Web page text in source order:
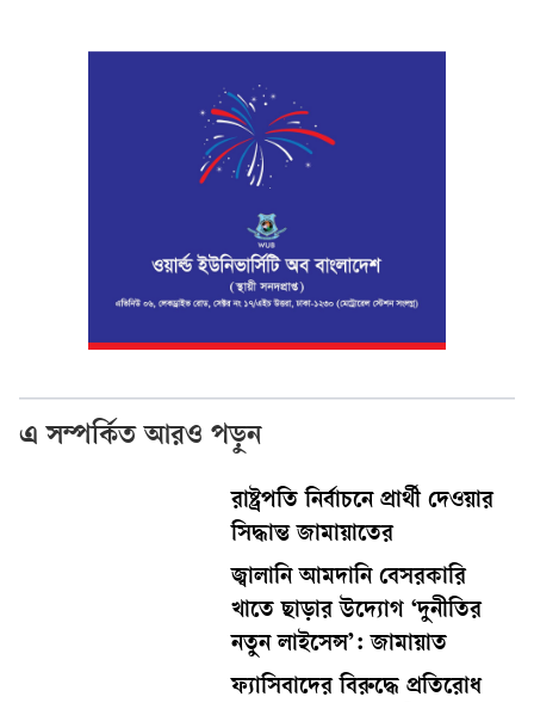
এ সম্পর্কিত আরও পড়ুন
রাষ্ট্রপতি নির্বাচনে প্রার্থী দেওয়ার
সিদ্ধান্ত জামায়াতের
জ্বালানি আমদানি বেসরকারি
খাতে ছাড়ার উদ্যোগ ‘দুনীতির
নতুন লাইসেন্স’: জামায়াত
ফ্যাসিবাদের বিরুদ্ধে প্রতিরোধ